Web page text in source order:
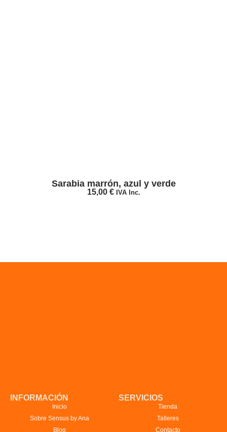
Sarabia marrón, azul y verde
15,00 € IVA Inc.
INFORMACIÓN
Inicio
Sobre Sensus by Ana
Blog
SERVICIOS
Tienda
Talleres
Contacto